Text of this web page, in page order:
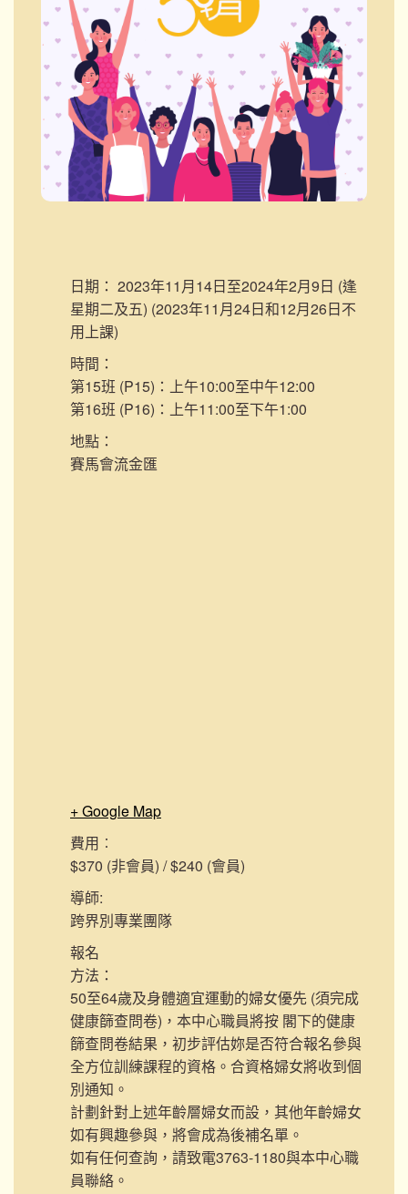
日期： 2023年11月14日至2024年2月9日 (逢
星期二及五) (2023年11月24日和12月26日不
用上課)
時間：
第15班 (P15)：上午10:00至中午12:00
第16班 (P16)：上午11:00至下午1:00
地點：
賽馬會流金匯
+ Google Map
費用︰
$370 (非會員) / $240 (會員)
導師:
跨界別專業團隊
報名
方法：
50至64歲及身體適宜運動的婦女優先 (須完成
健康篩查問卷)，本中心職員將按 閣下的健康
篩查問卷結果，初步評估妳是否符合報名參與
全方位訓練課程的資格。合資格婦女將收到個
別通知。
計劃針對上述年齡層婦女而設，其他年齡婦女
如有興趣參與，將會成為後補名單。
如有任何查詢，請致電3763-1180與本中心職
員聯絡。